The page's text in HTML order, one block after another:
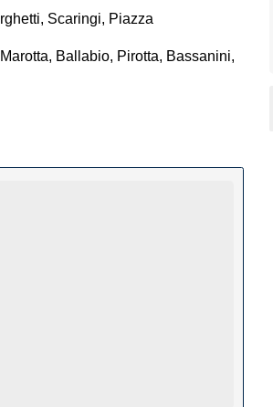
Scaringi, Piazza
Ballabio, Pirotta, Bassanini,